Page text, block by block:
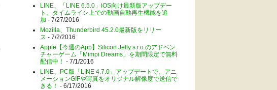
LINE、「LINE 6.5.0」iOS向け最新版アップデー
ト。タイムライン上での動画自動再生機能を追
加 - 7/27/2016
Mozilla、Thunderbird 45.2.0最新版をリリー
ス - 7/2/2016
Apple【今週のApp】Silicon Jelly s.r.o.のアドベン
チャーゲーム「Mimpi Dreams」を期間限定で無料
配信中！ - 7/1/2016
LINE、PC版「LINE 4.7.0」アップデートで、アニ
メーションGIFや写真をオリジナル解像度で送信で
きる！ - 6/17/2016